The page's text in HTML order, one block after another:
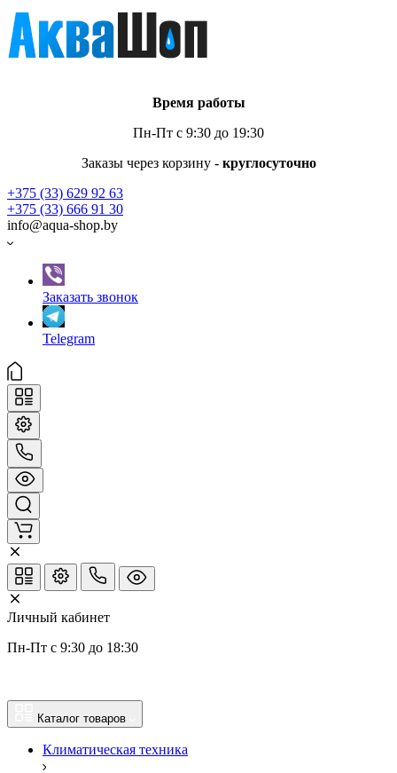
Время работы
Пн-Пт с 9:30 до 19:30
Заказы через корзину - круглосуточно
+375 (33) 629 92 63
+375 (33) 666 91 30
info@aqua-shop.by
Заказать звонок
Telegram
Личный кабинет
Пн-Пт с 9:30 до 18:30
Каталог товаров
Климатическая техника